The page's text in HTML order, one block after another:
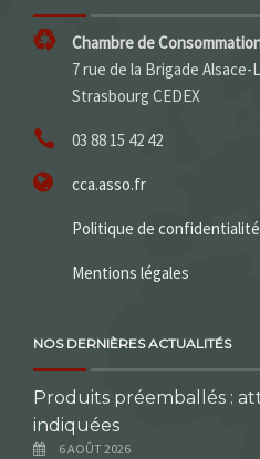
Chambre de
7 rue de la Brigade Alsace-
Strasbourg CEDEX
03 88 15 42 42
cca.asso.fr
Politique de confidentialité
Mentions légales
NOS DERNIÈRES ACTUALITÉS
Produits préemballés :
indiquées
6 AOÛT 2026